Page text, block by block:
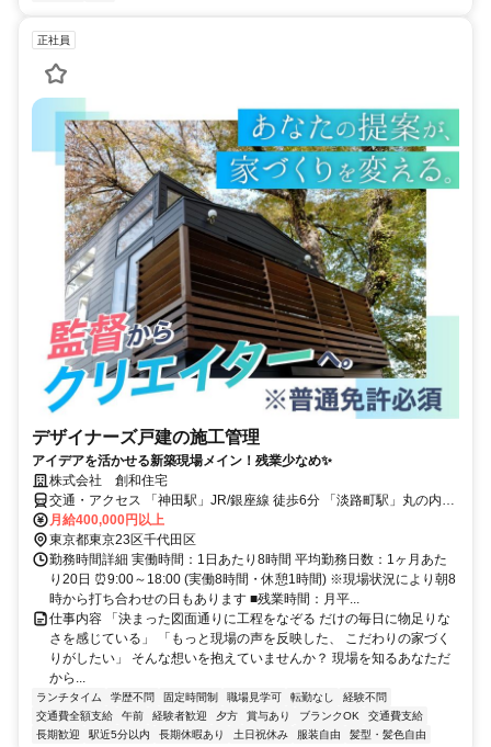
正社員
デザイナーズ戸建の施工管理
アイデアを活かせる新築現場メイン！残業少なめ✨
株式会社 創和住宅
交通・アクセス 「神田駅」JR/銀座線 徒歩6分 「淡路町駅」丸の内線
徒歩4分「小川町駅」新宿線線徒歩4分
月給400,000円以上
東京都東京23区千代田区
勤務時間詳細 実働時間：1日あたり8時間 平均勤務日数：1ヶ月あた
り20日 ⏰9:00～18:00 (実働8時間・休憩1時間) ※現場状況により朝8
時から打ち合わせの日もあります ■残業時間：月平...
仕事内容 「決まった図面通りに工程をなぞる だけの毎日に物足りな
さを感じている」 「もっと現場の声を反映した、 こだわりの家づく
りがしたい」 そんな想いを抱えていませんか？ 現場を知るあなただ
から...
ランチタイム 学歴不問 固定時間制 職場見学可 転勤なし
経験不問
交通費全額支給
午前 経験者歓迎 夕方 賞与あり ブランクOK
交通費支給
長期歓迎
駅近5分以内 長期休暇あり 土日祝休み 服装自由 髪型・髪色自由